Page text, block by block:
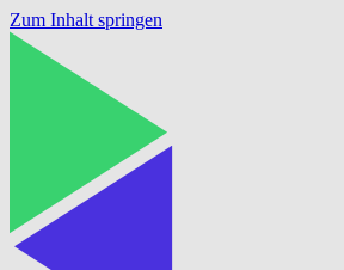
Zum Inhalt springen